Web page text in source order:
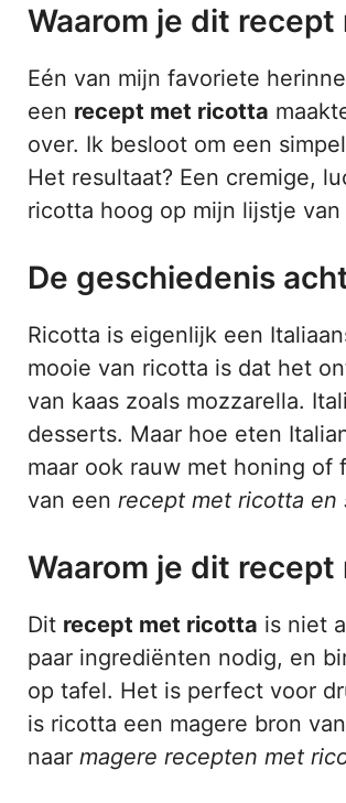
Waarom je dit
Eén van mijn favoriete
een recept met ricotta
over. Ik besloot om een
Het resultaat? Een cremige,
ricotta hoog op mijn lijstje
De geschiedenis
Ricotta is eigenlijk een
mooie van ricotta is dat het
van kaas zoals mozzarella.
desserts. Maar hoe eten
maar ook rauw met honing
van een recept met ricotta en
Waarom je dit
Dit recept met ricotta is niet
paar ingrediënten nodig, en
op tafel. Het is perfect voor
is ricotta een magere bron
naar magere recepten met